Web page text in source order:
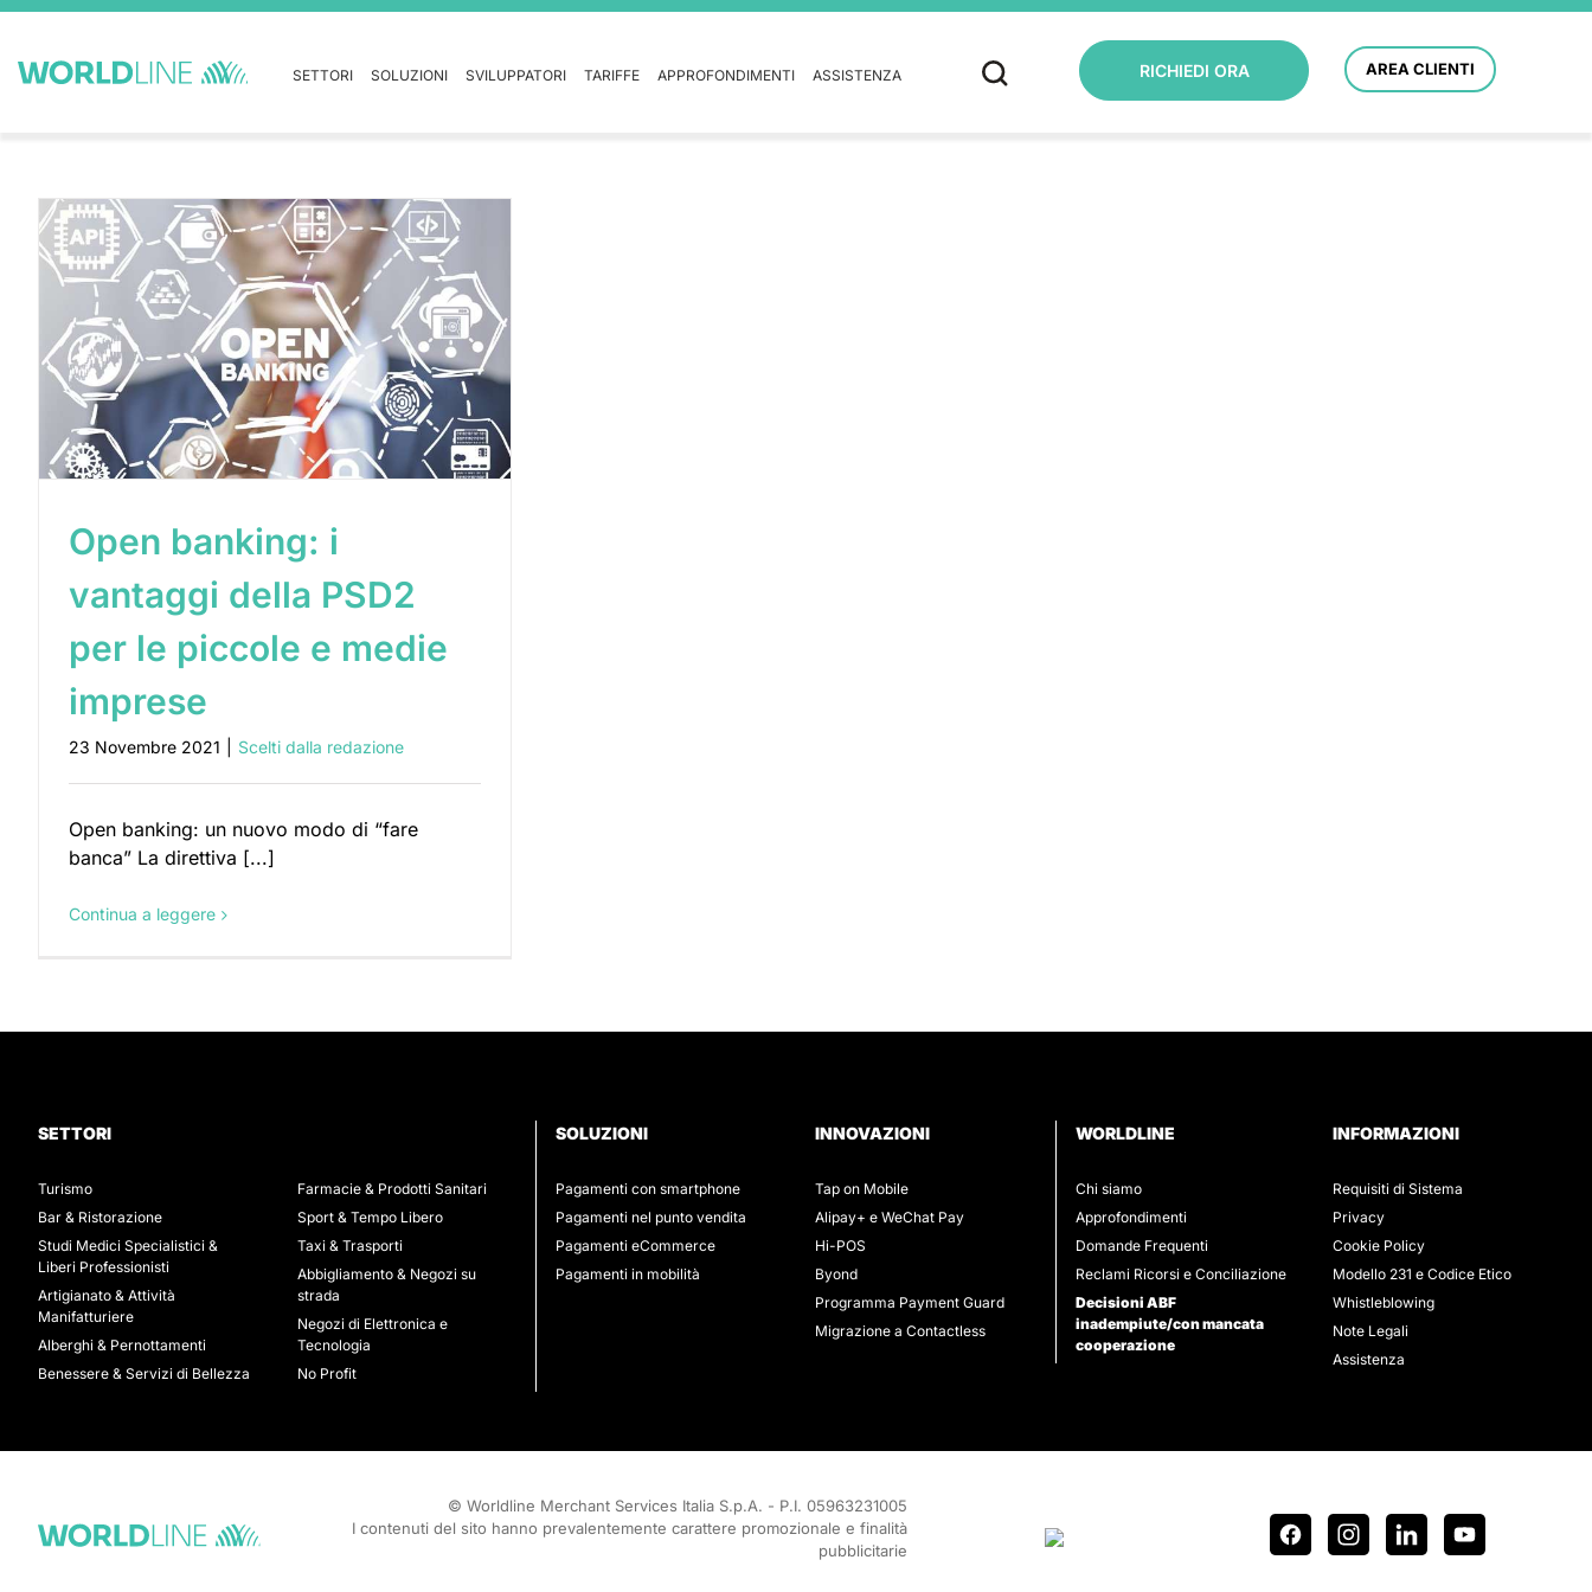
SETTORI SOLUZIONI SVILUPPATORI TARIFFE APPROFONDIMENTI ASSISTENZA RICHIEDI ORA AREA CLIENTI
Open banking: i
vantaggi della PSD2
per le piccole e medie
imprese
23 Novembre 2021 Scelti dalla redazione
Open banking: un nuovo modo di “fare
banca” La direttiva [...]
Continua a leggere
SETTORI
Turismo
Bar & Ristorazione
Studi Medici Specialistici &
Liberi Professionisti
Artigianato & Attività
Manifatturiere
Alberghi & Pernottamenti
Benessere & Servizi di Bellezza
Farmacie & Prodotti Sanitari
Sport & Tempo Libero
Taxi & Trasporti
Abbigliamento & Negozi su
strada
Negozi di Elettronica e
Tecnologia
No Profit
SOLUZIONI
Pagamenti con smartphone
Pagamenti nel punto vendita
Pagamenti eCommerce
Pagamenti in mobilità
INNOVAZIONI
Tap on Mobile
Alipay+ e WeChat Pay
Hi-POS
Byond
Programma Payment Guard
Migrazione a Contactless
WORLDLINE
Chi siamo
Approfondimenti
Domande Frequenti
Reclami Ricorsi e Conciliazione
Decisioni ABF
inadempiute/con mancata
cooperazione
INFORMAZIONI
Requisiti di Sistema
Privacy
Cookie Policy
Modello 231 e Codice Etico
Whistleblowing
Note Legali
Assistenza
© Worldline Merchant Services Italia S.p.A. - P.I. 05963231005
I contenuti del sito hanno prevalentemente carattere promozionale e finalità
pubblicitarie